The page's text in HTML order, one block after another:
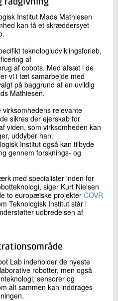
Institut Mads Mathiesen
kan få et skræddersyet
teknologiudviklingsforløb,
af
af cobots. Med afsæt i de
vi i tæt samarbejde med
på baggrund af en uvildig
Mathiesen.
relevante
sikres der ejerskab for
viden, som virksomheden kan
uddyber han.
Institut også kan tilbyde
gennem forsknings- og
med specialister inden for
siger Kurt Nielsen
to europæiske projekter COVR
Teknologisk Institut står i
udbredelsen af
Lab indeholder de nyeste
robotter, men også
sensorer og
alt sammen kan inddrages